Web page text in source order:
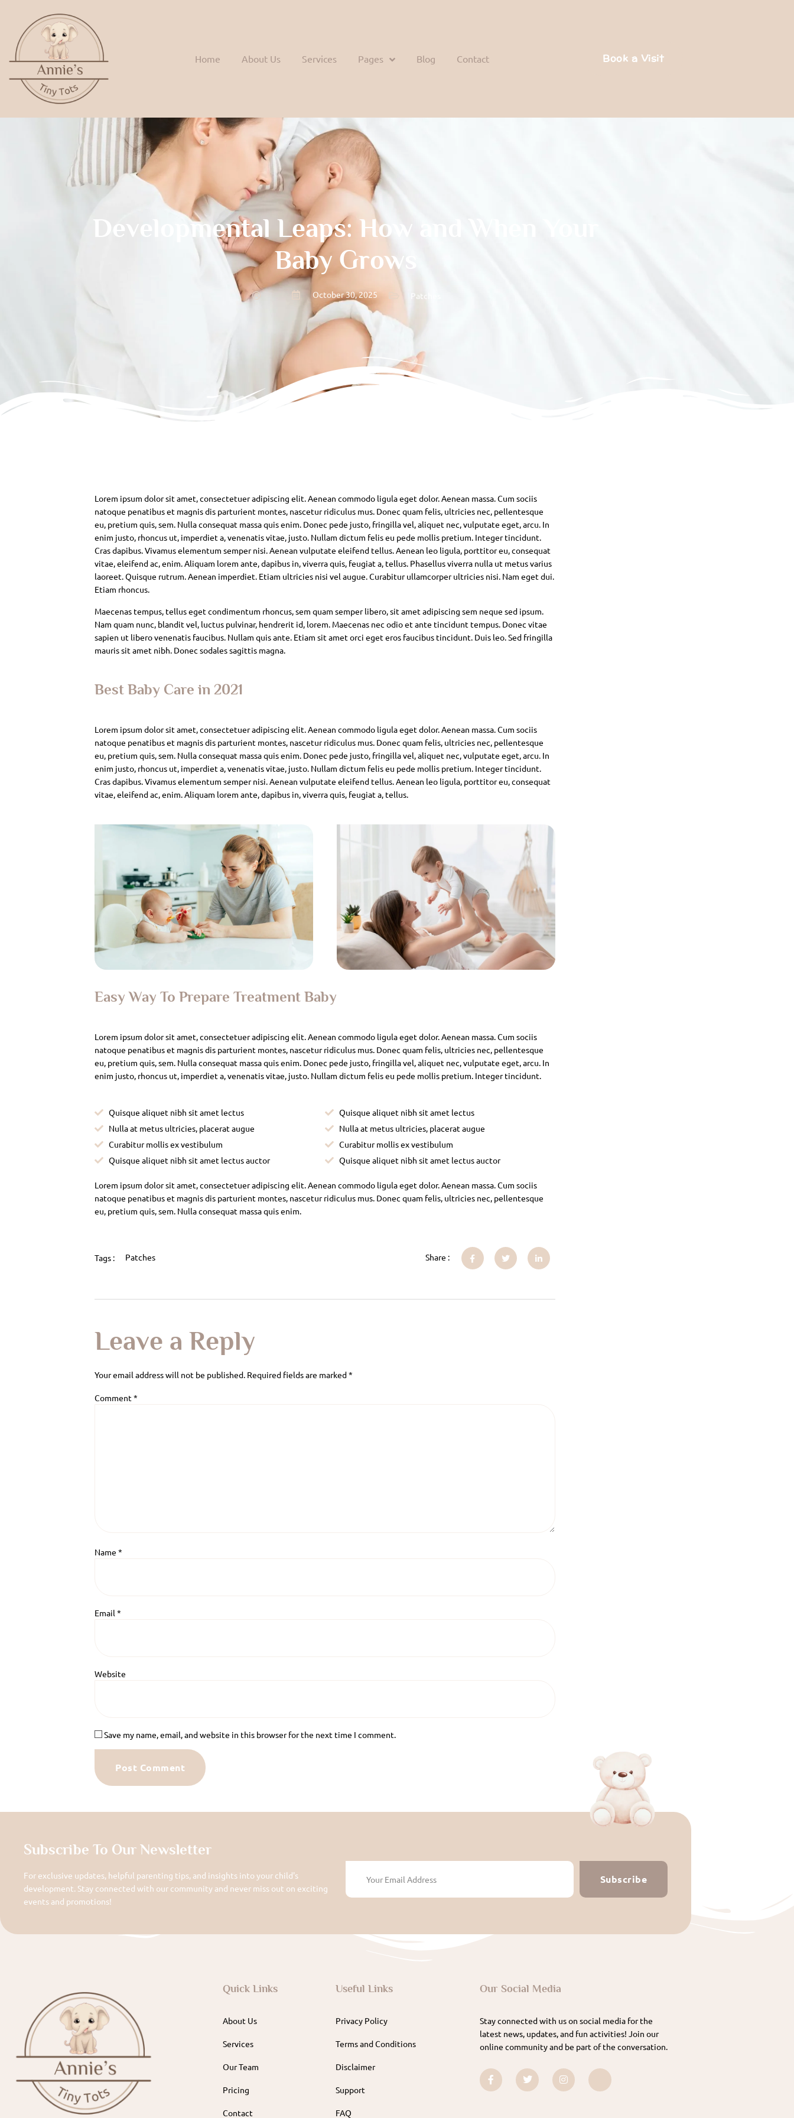
Home About Us Services Pages Blog Contact Book a Visit
Developmental Leaps: How and When Your
Baby Grows
October 30, 2025 Patches
Lorem ipsum dolor sit amet, consectetuer adipiscing elit. Aenean commodo ligula eget dolor. Aenean massa. Cum sociis
natoque penatibus et magnis dis parturient montes, nascetur ridiculus mus. Donec quam felis, ultricies nec, pellentesque
eu, pretium quis, sem. Nulla consequat massa quis enim. Donec pede justo, fringilla vel, aliquet nec, vulputate eget, arcu. In
enim justo, rhoncus ut, imperdiet a, venenatis vitae, justo. Nullam dictum felis eu pede mollis pretium. Integer tincidunt.
Cras dapibus. Vivamus elementum semper nisi. Aenean vulputate eleifend tellus. Aenean leo ligula, porttitor eu, consequat
vitae, eleifend ac, enim. Aliquam lorem ante, dapibus in, viverra quis, feugiat a, tellus. Phasellus viverra nulla ut metus varius
laoreet. Quisque rutrum. Aenean imperdiet. Etiam ultricies nisi vel augue. Curabitur ullamcorper ultricies nisi. Nam eget dui.
Etiam rhoncus.
Maecenas tempus, tellus eget condimentum rhoncus, sem quam semper libero, sit amet adipiscing sem neque sed ipsum.
Nam quam nunc, blandit vel, luctus pulvinar, hendrerit id, lorem. Maecenas nec odio et ante tincidunt tempus. Donec vitae
sapien ut libero venenatis faucibus. Nullam quis ante. Etiam sit amet orci eget eros faucibus tincidunt. Duis leo. Sed fringilla
mauris sit amet nibh. Donec sodales sagittis magna.
Best Baby Care in 2021
Lorem ipsum dolor sit amet, consectetuer adipiscing elit. Aenean commodo ligula eget dolor. Aenean massa. Cum sociis
natoque penatibus et magnis dis parturient montes, nascetur ridiculus mus. Donec quam felis, ultricies nec, pellentesque
eu, pretium quis, sem. Nulla consequat massa quis enim. Donec pede justo, fringilla vel, aliquet nec, vulputate eget, arcu. In
enim justo, rhoncus ut, imperdiet a, venenatis vitae, justo. Nullam dictum felis eu pede mollis pretium. Integer tincidunt.
Cras dapibus. Vivamus elementum semper nisi. Aenean vulputate eleifend tellus. Aenean leo ligula, porttitor eu, consequat
vitae, eleifend ac, enim. Aliquam lorem ante, dapibus in, viverra quis, feugiat a, tellus.
Easy Way To Prepare Treatment Baby
Lorem ipsum dolor sit amet, consectetuer adipiscing elit. Aenean commodo ligula eget dolor. Aenean massa. Cum sociis
natoque penatibus et magnis dis parturient montes, nascetur ridiculus mus. Donec quam felis, ultricies nec, pellentesque
eu, pretium quis, sem. Nulla consequat massa quis enim. Donec pede justo, fringilla vel, aliquet nec, vulputate eget, arcu. In
enim justo, rhoncus ut, imperdiet a, venenatis vitae, justo. Nullam dictum felis eu pede mollis pretium. Integer tincidunt.
Quisque aliquet nibh sit amet lectus
Nulla at metus ultricies, placerat augue
Curabitur mollis ex vestibulum
Quisque aliquet nibh sit amet lectus auctor
Quisque aliquet nibh sit amet lectus
Nulla at metus ultricies, placerat augue
Curabitur mollis ex vestibulum
Quisque aliquet nibh sit amet lectus auctor
Lorem ipsum dolor sit amet, consectetuer adipiscing elit. Aenean commodo ligula eget dolor. Aenean massa. Cum sociis
natoque penatibus et magnis dis parturient montes, nascetur ridiculus mus. Donec quam felis, ultricies nec, pellentesque
eu, pretium quis, sem. Nulla consequat massa quis enim.
Tags : Patches Share :
Leave a Reply
Your email address will not be published. Required fields are marked*
Comment*
Name *
Email *
Website
Save my name, email, and website in this browser for the next time I comment.
Subscribe To Our Newsletter
For exclusive updates, helpful parenting tips, and insights into your child's
development. Stay connected with our community and never miss out on exciting
events and promotions!
Subscribe
Quick Links
About Us
Services
Our Team
Pricing
Contact
Useful Links
Privacy Policy
Terms and Conditions
Disclaimer
Support
FAQ
Our Social Media
Stay connected with us on social media for the
latest news, updates, and fun activities! Join our
online community and be part of the conversation.